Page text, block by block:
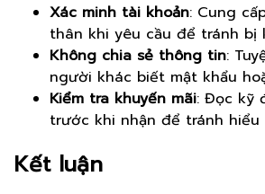
Xác minh tài khoản: Cung
thân khi yêu cầu để tránh bị
Không chia sẻ thông tin:
người khác biết mật khẩu
Kiểm tra khuyến mãi: Đọc kỹ
trước khi nhận để tránh hiểu
Kết luận